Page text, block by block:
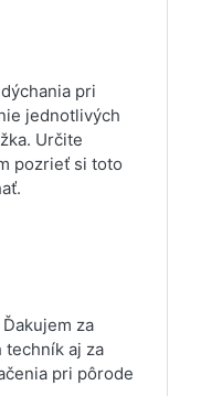
pri
jednotlivých
Určite
pozrieť si toto
za
aj za
pri pôrode